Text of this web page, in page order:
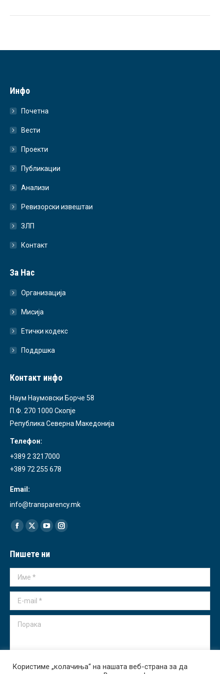
Инфо
Почетна
Вести
Проекти
Публикации
Анализи
Ревизорски извештаи
ЗЛП
Контакт
За Нас
Организација
Мисија
Етички кодекс
Поддршка
Контакт инфо
Наум Наумовски Борче 58
П.Ф. 270 1000 Скопје
Република Северна Македонија
Телефон:
+389 2 3217000
+389 72 255 678
Email:
info@transparency.mk
Find us on:
Facebook
opens
in
new
X
opens
in
YouTube
opens
in
Instagram
in
Пишете ни
Име *
E-mail *
Порака
Користиме „колачиња“ на нашата веб-страна за да